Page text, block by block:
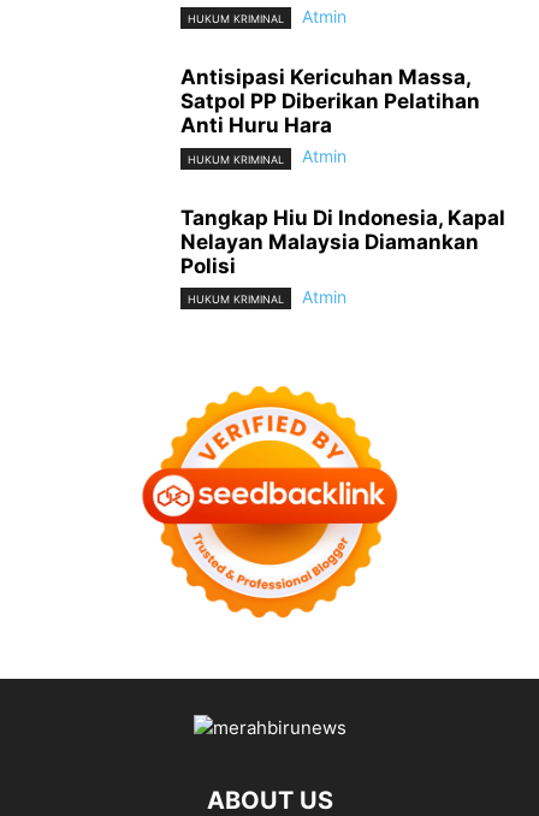
HUKUM KRIMINAL Atmin
Antisipasi Kericuhan Massa,
Satpol PP Diberikan Pelatihan
Anti Huru Hara
HUKUM KRIMINAL Atmin
Tangkap Hiu Di Indonesia, Kapal
Nelayan Malaysia Diamankan
Polisi
HUKUM KRIMINAL Atmin
ABOUT US